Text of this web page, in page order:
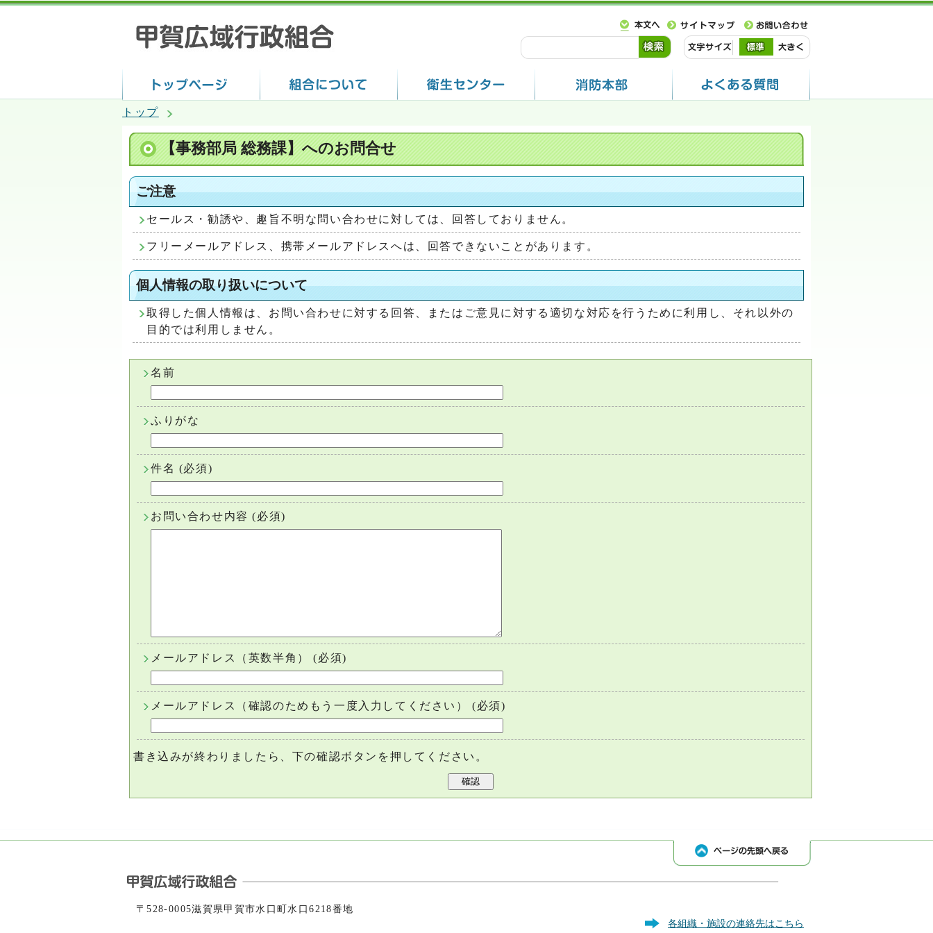
トップ
【事務部局 総務課】へのお問合せ
ご注意
セールス・勧誘や、趣旨不明な問い合わせに対しては、回答しておりません。
フリーメールアドレス、携帯メールアドレスへは、回答できないことがあります。
個人情報の取り扱いについて
取得した個人情報は、お問い合わせに対する回答、またはご意見に対する適切な対応を行うために利用し、それ以外の
目的では利用しません。
名前
ふりがな
件名 (必須)
お問い合わせ内容 (必須)
メールアドレス（英数半角） (必須)
メールアドレス（確認のためもう一度入力してください） (必須)
書き込みが終わりましたら、下の確認ボタンを押してください。
〒528-0005滋賀県甲賀市水口町水口6218番地
各組織・施設の連絡先はこちら